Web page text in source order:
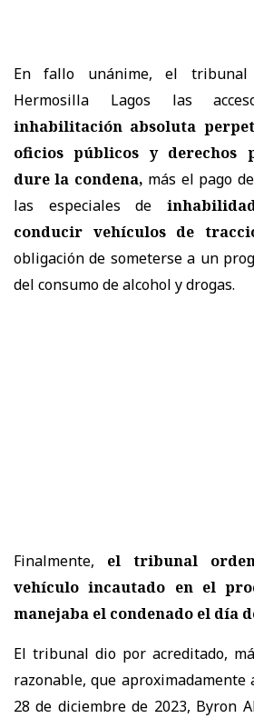
En fallo unánime, el
Hermosilla Lagos las
inhabilitación absoluta
oficios públicos y derechos
dure la condena, más el pago
las especiales de
conducir vehículos de
obligación de someterse a un
del consumo de alcohol y drogas.
Finalmente, el tribunal
vehículo incautado en el
manejaba el condenado el día
El tribunal dio por acreditado,
razonable, que aproximadamente
28 de diciembre de 2023, Byron